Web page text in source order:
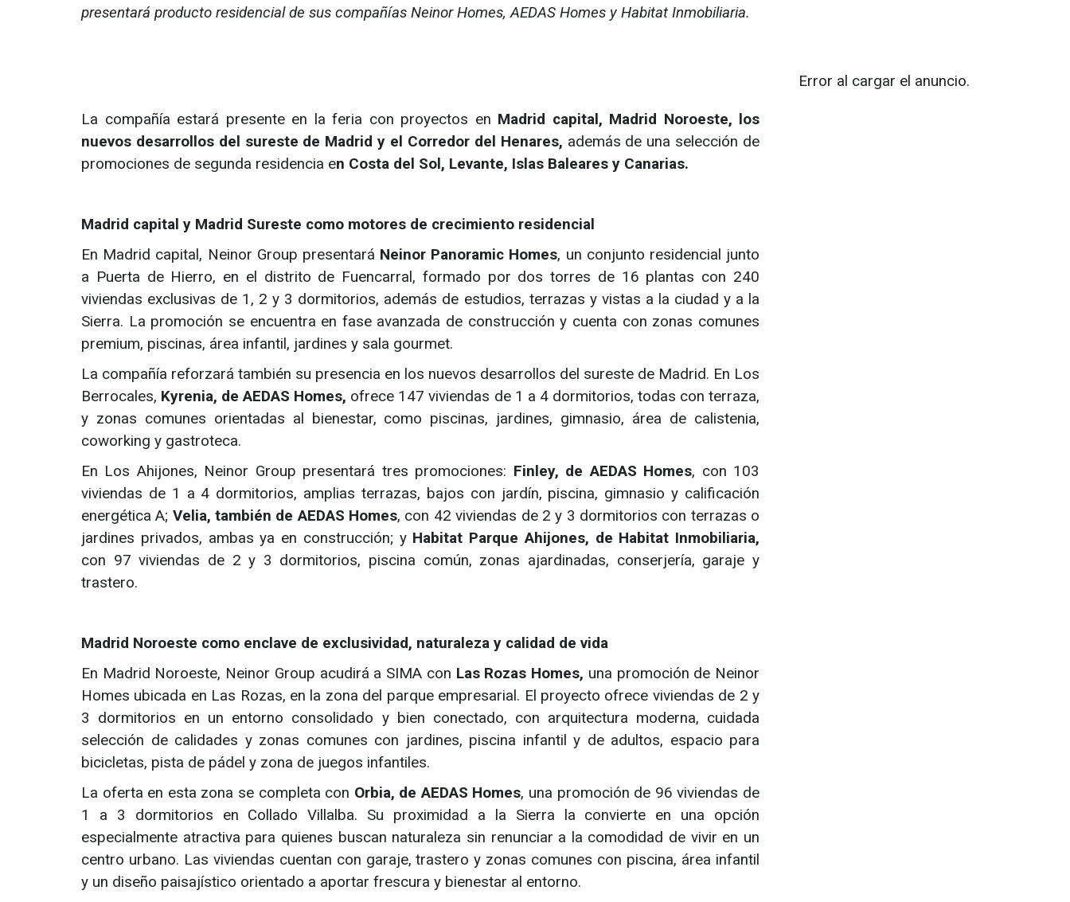
presentará producto residencial de sus compañías Neinor Homes, AEDAS Homes y Habitat Inmobiliaria.
La compañía estará presente en la feria con proyectos en Madrid capital, Madrid Noroeste, los
nuevos desarrollos del sureste de Madrid y el Corredor del Henares, además de una selección de
promociones de segunda residencia en Costa del Sol, Levante, Islas Baleares y Canarias.
Madrid capital y Madrid Sureste como motores de crecimiento residencial
En Madrid capital, Neinor Group presentará Neinor Panoramic Homes, un conjunto residencial junto
a Puerta de Hierro, en el distrito de Fuencarral, formado por dos torres de 16 plantas con 240
viviendas exclusivas de 1, 2 y 3 dormitorios, además de estudios, terrazas y vistas a la ciudad y a la
Sierra. La promoción se encuentra en fase avanzada de construcción y cuenta con zonas comunes
premium, piscinas, área infantil, jardines y sala gourmet.
La compañía reforzará también su presencia en los nuevos desarrollos del sureste de Madrid. En Los
Berrocales, Kyrenia, de AEDAS Homes, ofrece 147 viviendas de 1 a 4 dormitorios, todas con terraza,
y zonas comunes orientadas al bienestar, como piscinas, jardines, gimnasio, área de calistenia,
coworking y gastroteca.
En Los Ahijones, Neinor Group presentará tres promociones: Finley, de AEDAS Homes, con 103
viviendas de 1 a 4 dormitorios, amplias terrazas, bajos con jardín, piscina, gimnasio y calificación
energética A; Velia, también de AEDAS Homes, con 42 viviendas de 2 y 3 dormitorios con terrazas o
jardines privados, ambas ya en construcción; y Habitat Parque Ahijones, de Habitat Inmobiliaria,
con 97 viviendas de 2 y 3 dormitorios, piscina común, zonas ajardinadas, conserjería, garaje y
trastero.
Madrid Noroeste como enclave de exclusividad, naturaleza y calidad de vida
En Madrid Noroeste, Neinor Group acudirá a SIMA con Las Rozas Homes, una promoción de Neinor
Homes ubicada en Las Rozas, en la zona del parque empresarial. El proyecto ofrece viviendas de 2 y
3 dormitorios en un entorno consolidado y bien conectado, con arquitectura moderna, cuidada
selección de calidades y zonas comunes con jardines, piscina infantil y de adultos, espacio para
bicicletas, pista de pádel y zona de juegos infantiles.
La oferta en esta zona se completa con Orbia, de AEDAS Homes, una promoción de 96 viviendas de
1 a 3 dormitorios en Collado Villalba. Su proximidad a la Sierra la convierte en una opción
especialmente atractiva para quienes buscan naturaleza sin renunciar a la comodidad de vivir en un
centro urbano. Las viviendas cuentan con garaje, trastero y zonas comunes con piscina, área infantil
y un diseño paisajístico orientado a aportar frescura y bienestar al entorno.
Error al cargar el anuncio.